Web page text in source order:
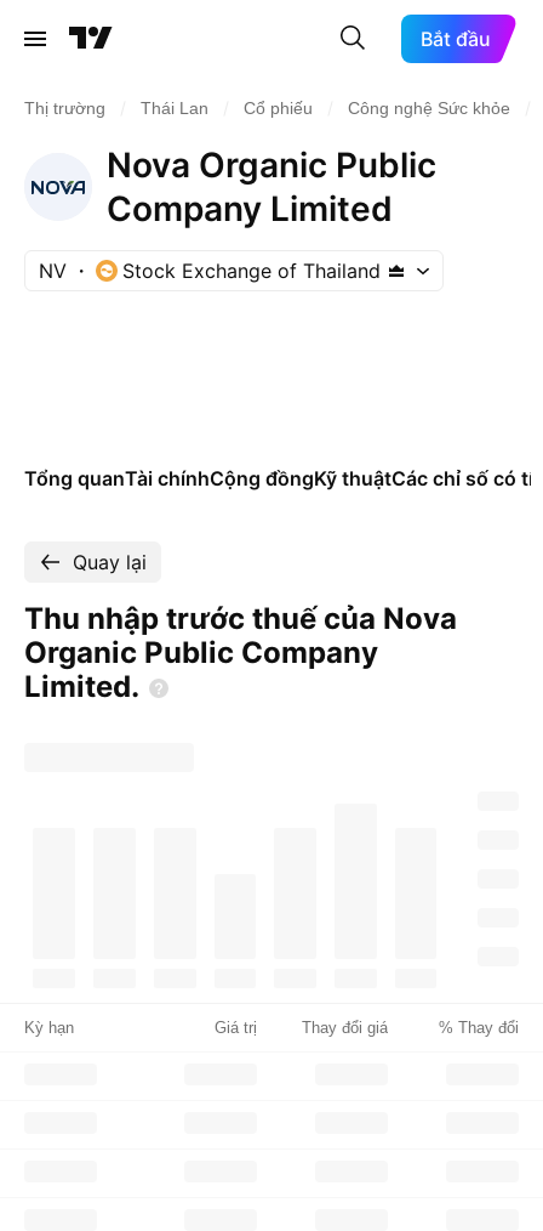
Bắt đầu
Thị trường Thái Lan Cổ phiếu Công nghệ Sức khỏe
Nova Organic Public
Company Limited
NV Stock Exchange of Thailand
Tổng quanTài chínhCộng đồngKỹ thuậtCác chỉ số có
Quay lại
Thu nhập trước thuế của Nova
Organic Public Company
Limited.
Kỳ hạn Giá trị Thay đổi giá % Thay đổi